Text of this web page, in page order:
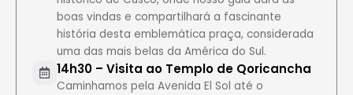
boas vindas e compartilhará a fascinante
história desta emblemática praça, considerada
uma das mais belas da América do Sul.
14h30 – Visita ao Templo de Qoricancha
Caminhamos pela Avenida El Sol até o